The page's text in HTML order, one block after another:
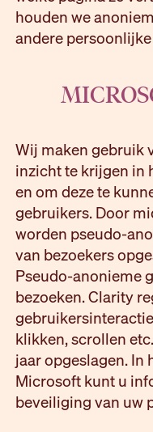
houden we
andere
Wij maken gebruik
inzicht te krijgen in
en om deze te
gebruikers. Door
worden pseudo-
van bezoekers
Pseudo-anonieme
bezoeken. Clarity
klikken, scrollen
jaar opgeslagen. In
Microsoft kunt u
beveiliging van uw